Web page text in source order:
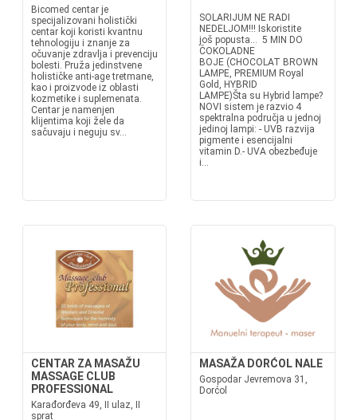
Bicomed centar je
specijalizovani holistički
centar koji koristi kvantnu
tehnologiju i znanje za
očuvanje zdravlja i prevenciju
bolesti. Pruža jedinstvene
holističke anti-age tretmane,
kao i proizvode iz oblasti
kozmetike i suplemenata.
Centar je namenjen
klijentima koji žele da
sačuvaju i neguju sv...
SOLARIJUM NE RADI
NEDELJOM!!! Iskoristite
još popusta... 5 MIN DO
ČOKOLADNE
BOJE (CHOCOLAT BROWN
LAMPE, PREMIUM Royal
Gold, HYBRID
LAMPE)Šta su Hybrid lampe?
NOVI sistem je razvio 4
spektralna područja u jednoj
jedinoj lampi: - UVB razvija
pigmente i esencijalni
vitamin D.- UVA obezbeđuje
i...
CENTAR ZA MASAŽU
MASSAGE CLUB
PROFESSIONAL
Karađorđeva 49, II ulaz, II
sprat
MASAŽA DORĆOL NALE
Gospodar Jevremova 31,
Dorćol